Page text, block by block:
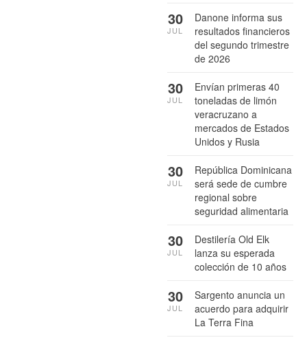
Danone informa sus
resultados financieros
del segundo trimestre
de 2026
30
JUL
Envían primeras 40
toneladas de limón
veracruzano a
mercados de Estados
Unidos y Rusia
30
JUL
República Dominicana
será sede de cumbre
regional sobre
seguridad alimentaria
30
JUL
Destilería Old Elk
lanza su esperada
colección de 10 años
30
JUL
Sargento anuncia un
acuerdo para adquirir
La Terra Fina
30
JUL